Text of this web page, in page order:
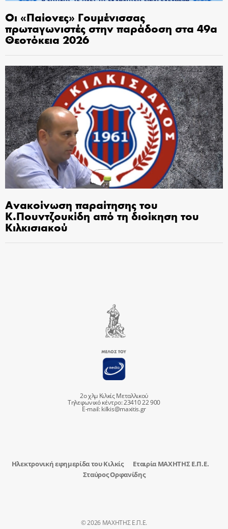
Οι «Παίονες» Γουμένισσας
πρωταγωνιστές στην παράδοση στα 49α
Θεοτόκεια 2026
Ανακοίνωση παραίτησης του
Κ.Πουντζουκίδη από τη διοίκηση του
Κιλκισιακού
2ο χλμ Κιλκίς Μεταλλικού
Τηλεφωνικό κέντρο: 23410 22 900
E-mail:kilkis@maxitis.gr
Ηλεκτρονική εφημερίδα του Κιλκίς
Εταιρία ΜΑΧΗΤΗΣ Ε.Π.Ε.
Σταύρος Ορφανίδης
© 2026 ΜΑΧΗΤΗΣ Ε.Π.Ε.